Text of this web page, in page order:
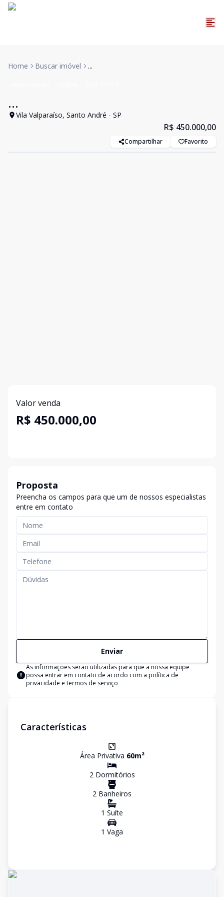
Home Buscar imóvel ...
...
Vila Valparaíso, Santo André - SP
R$ 450.000,00
Compartilhar Favorito
Valor venda
R$ 450.000,00
Proposta
Preencha os campos para que um de nossos especialistas
entre em contato
Enviar
As informações serão utilizadas para que a nossa equipe
possa entrar em contato de acordo com a política de
privacidade e termos de serviço
Características
Área Privativa 60m²
2Dormitórios
2 Banheiros
1 Suíte
1 Vaga